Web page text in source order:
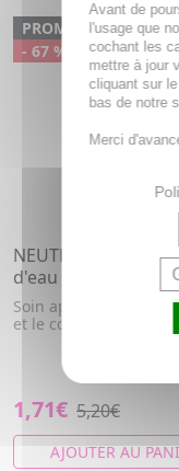
PROMO
- 67 %
NEUTRADERM
d'eau soin apaisant
Soin apaisant pour le
et le corps
1,71€ 5,20€
AJOUTER AU
Avant de
l'usage que
cochant les
mettre à jour
cliquant sur
bas de notre
Merci